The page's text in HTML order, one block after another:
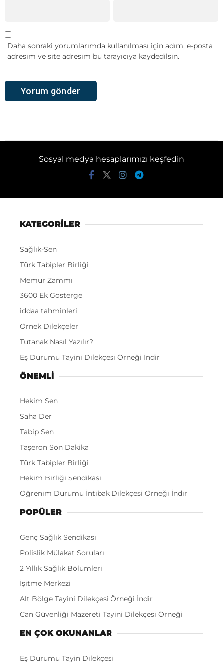
Daha sonraki yorumlarımda kullanılması için adım, e-posta
adresim ve site adresim bu tarayıcıya kaydedilsin.
Sosyal medya hesaplarımızı keşfedin
KATEGORİLER
Sağlık-Sen
Türk Tabipler Birliği
Memur Zammı
3600 Ek Gösterge
iddaa tahminleri
Örnek Dilekçeler
Tutanak Nasıl Yazılır?
Eş Durumu Tayini Dilekçesi Örneği İndir
ÖNEMLI
Hekim Sen
Saha Der
Tabip Sen
Taşeron Son Dakika
Türk Tabipler Birliği
Hekim Birliği Sendikası
Öğrenim Durumu İntibak Dilekçesi Örneği İndir
POPÜLER
Genç Sağlık Sendikası
Polislik Mülakat Soruları
2 Yıllık Sağlık Bölümleri
İşitme Merkezi
Alt Bölge Tayini Dilekçesi Örneği İndir
Can Güvenliği Mazereti Tayini Dilekçesi Örneği
EN ÇOK OKUNANLAR
Eş Durumu Tayin Dilekçesi